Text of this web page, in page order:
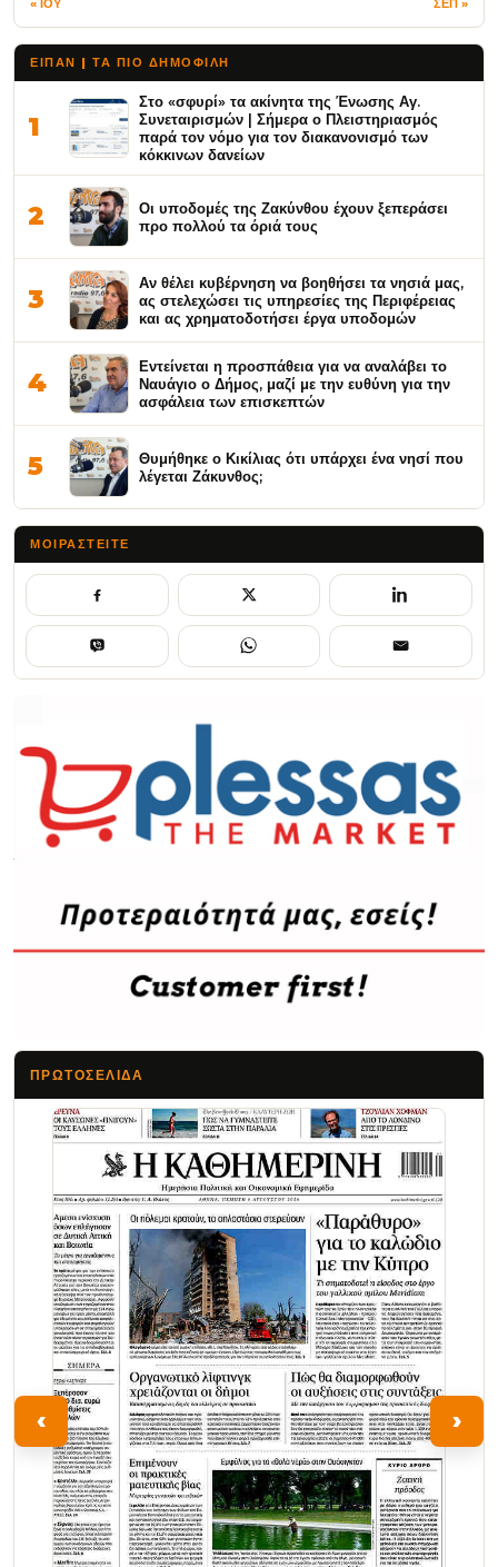
« ΙΟΥ ΣΕΠ »
ΕΙΠΑΝ | ΤΑ ΠΙΟ ΔΗΜΟΦΙΛΉ
1
Στο «σφυρί» τα ακίνητα της Ένωσης Αγ.
Συνεταιρισμών | Σήμερα ο Πλειστηριασμός
παρά τον νόμο για τον διακανονισμό των
κόκκινων δανείων
2
Οι υποδομές της Ζακύνθου έχουν ξεπεράσει
προ πολλού τα όριά τους
3
Αν θέλει κυβέρνηση να βοηθήσει τα νησιά μας,
ας στελεχώσει τις υπηρεσίες της Περιφέρειας
και ας χρηματοδοτήσει έργα υποδομών
4
Εντείνεται η προσπάθεια για να αναλάβει το
Ναυάγιο ο Δήμος, μαζί με την ευθύνη για την
ασφάλεια των επισκεπτών
5
Θυμήθηκε ο Κικίλιας ότι υπάρχει ένα νησί που
λέγεται Ζάκυνθος;
ΜΟΙΡΑΣΤΕΊΤΕ
ΠΡΩΤΟΣΈΛΙΔΑ
‹ ›